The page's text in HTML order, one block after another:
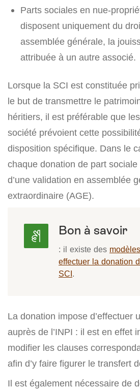
Parts sociales en nue-
disposent uniquement du
assemblée générale, la
attribuée à un autre associé.
Lorsque la SCI est constituée
le but de transmettre le
héritiers, il est préférable que
société prévoient cette
disposition spécifique. Dans le
chaque donation de part sociale
d’une validation en assemblée
extraordinaire (AGE).
Bon à savoir
: il existe des
effectuer la donation
SCI.
La donation impose d’effectuer
auprès de l’INPI : il est en effet
modifier les clauses
afin d’y faire figurer le transfert
Il est également nécessaire de